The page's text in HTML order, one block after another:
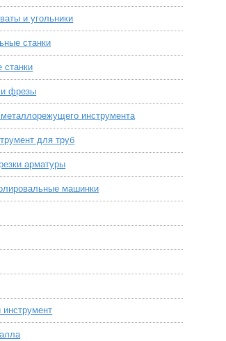
и угольники
станки
станки
и фрезы
инструмента
для труб
арматуры
машинки